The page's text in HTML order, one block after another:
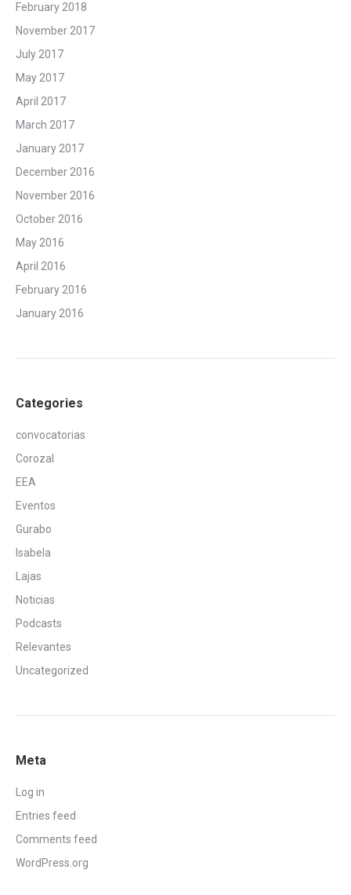
February 2018
November 2017
July 2017
May 2017
April 2017
March 2017
January 2017
December 2016
November 2016
October 2016
May 2016
April 2016
February 2016
January 2016
Categories
convocatorias
Corozal
EEA
Eventos
Gurabo
Isabela
Lajas
Noticias
Podcasts
Relevantes
Uncategorized
Meta
Log in
Entries feed
Comments feed
WordPress.org